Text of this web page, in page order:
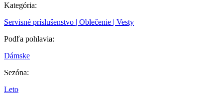
Kategória:
Servisné príslušenstvo | Oblečenie | Vesty
Podľa pohlavia:
Dámske
Sezóna:
Leto